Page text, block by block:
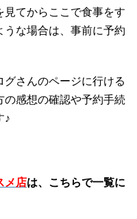
見てからここで食事をす
な場合は、事前に予約
さんのページに行ける
の感想の確認や予約手続
♪
メ店は、こちらで一覧に